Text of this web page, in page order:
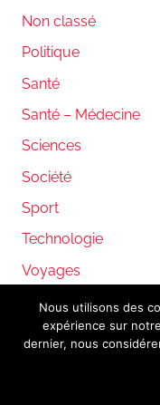
Non classé
Politique
Santé
Santé – Médecine
Sciences
Société
Sport
Technologie
Voyages
WordPress
Nous utilisons des
expérience sur
dernier, nous